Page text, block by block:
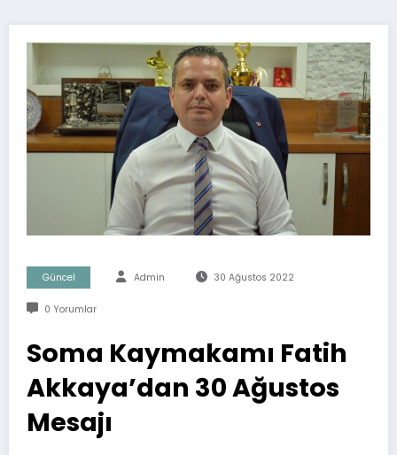
Güncel Admin 30 Ağustos 2022
0 Yorumlar
Soma Kaymakamı Fatih
Akkaya’dan 30 Ağustos
Mesajı